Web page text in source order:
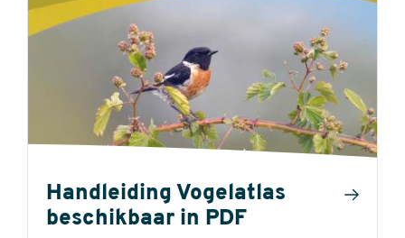
Handleiding Vogelatlas
beschikbaar in PDF